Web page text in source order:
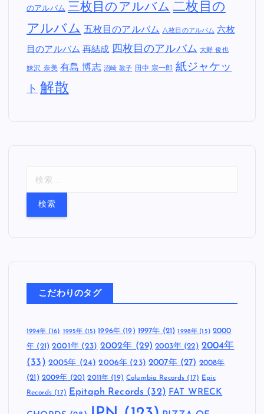
のアルバム 三枚目のアルバム 二枚目の
アルバム 五枚目のアルバム 八枚目のアルバム 六枚
目のアルバム 再結成 四枚目のアルバム 大野 俊也
妹沢 奈美 有島 博志 沼崎 敦子 田中 宗一郎 紙ジャケッ
ト 解散
こだわりのタグ
1994年(16) 1995年 (15) 1996年(19) 1997年 (21) 1998年 (15) 2000
年 (21) 2001年(23) 2002年 (29) 2003年 (22) 2004年
(33) 2005年 (24) 2006年 (23) 2007年(27) 2008年
(21) 2009年 (20) 2011年 (19) Columbia Records (17) Epic
Records (17) Epitaph Records (32) FAT WRECK